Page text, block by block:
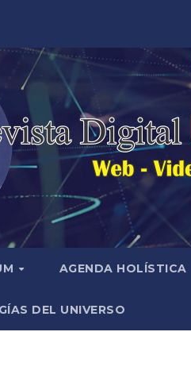
AGENDA HOLÍSTICA
DEL UNIVERSO